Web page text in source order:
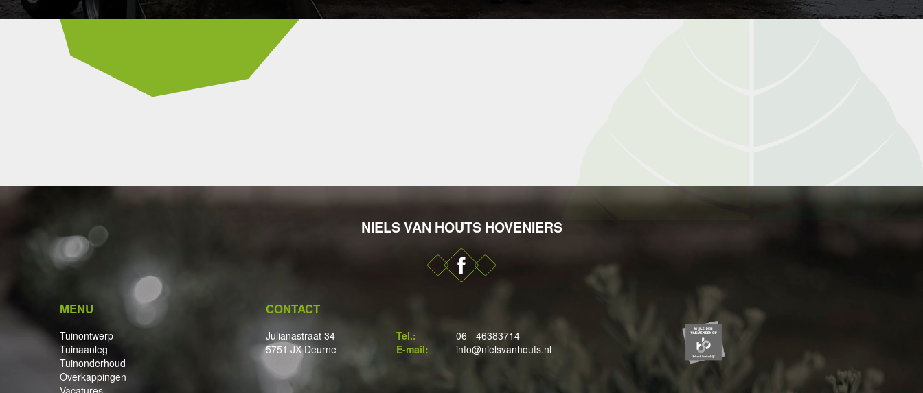
NIELS VAN HOUTS HOVENIERS
MENU
Tuinontwerp
Tuinaanleg
Tuinonderhoud
Overkappingen
CONTACT
Julianastraat 34 Tel.:
06 - 46383714
5751 JX Deurne
E-mail: info@nielsvanhouts.nl